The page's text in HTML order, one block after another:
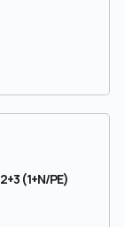
(1+N/PE)